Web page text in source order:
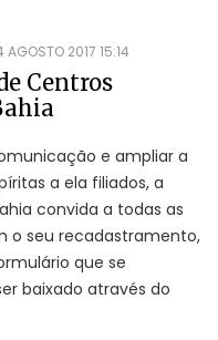
AGOSTO 2017 15:14
Centros
e ampliar a
a ela filiados, a
convida a todas as
o seu recadastramento,
que se
baixado através do